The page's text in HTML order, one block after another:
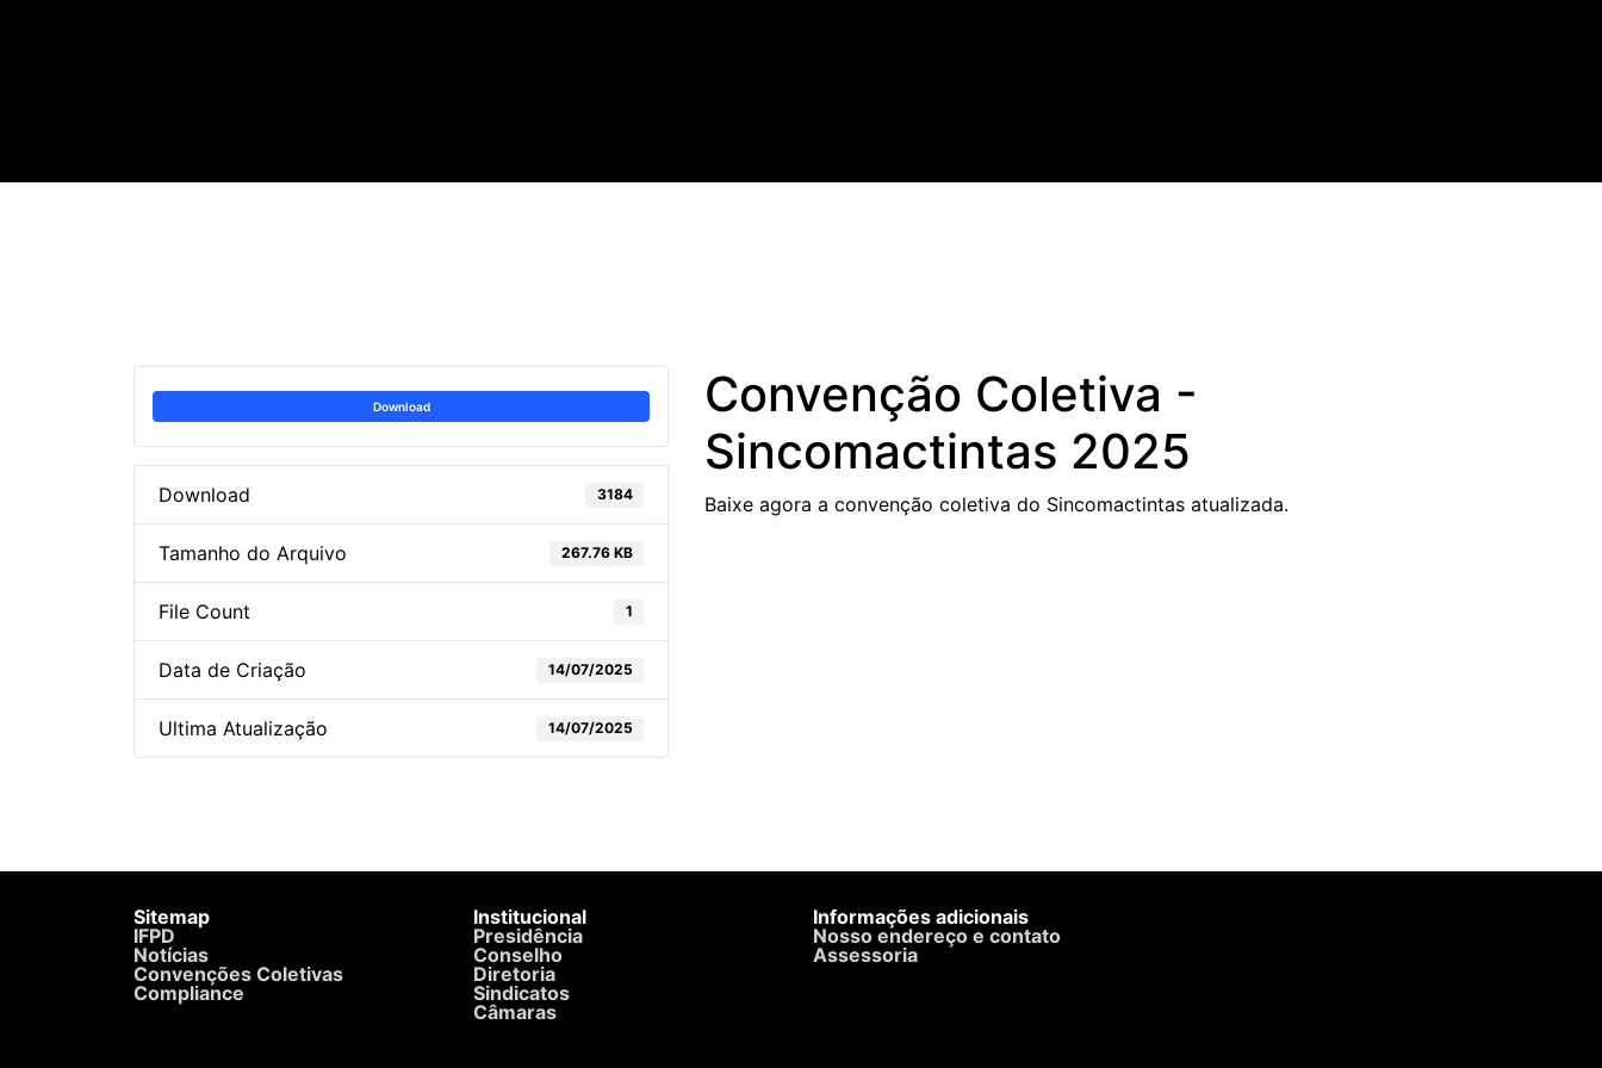
Download
Download 3184
Tamanho do Arquivo 267.76 KB
File Count 1
Data de Criação 14/07/2025
Ultima Atualização 14/07/2025
Convenção Coletiva -
Sincomactintas 2025
Baixe agora a convenção coletiva do Sincomactintasatualizada.
Sitemap
IFPD
Notícias
Convenções Coletivas
Compliance
Institucional
Presidência
Conselho
Diretoria
Sindicatos
Câmaras
Informações adicionais
Nosso endereço e contato
Assessoria